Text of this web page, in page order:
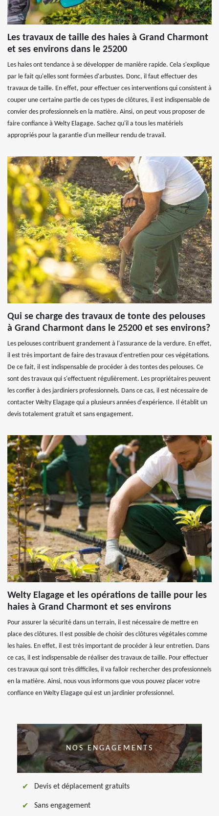
Les travaux de taille des haies à Grand Charmont
et ses environs dans le 25200
Les haies ont tendance à se développer de manière rapide. Cela s'explique
par le fait qu'elles sont formées d'arbustes. Donc, il faut effectuer des
travaux de taille. En effet, pour effectuer ces interventions qui consistent à
couper une certaine partie de ces types de clôtures, il est indispensable de
convier des professionnels en la matière. Ainsi, on peut vous proposer de
faire confiance à Welty Elagage. Sachez qu'il a tous les matériels
appropriés pour la garantie d'un meilleur rendu de travail.
Qui se charge des travaux de tonte des pelouses
à Grand Charmont dans le 25200 et ses environs?
Les pelouses contribuent grandement à l'assurance de la verdure. En effet,
il est très important de faire des travaux d'entretien pour ces végétations.
De ce fait, il est indispensable de procéder à des tontes des pelouses. Ce
sont des travaux qui s'effectuent régulièrement. Les propriétaires peuvent
les confier à des jardiniers professionnels. Dans ce cas, il est nécessaire de
contacter Welty Elagage qui a plusieurs années d'expérience. Il établit un
devis totalement gratuit et sans engagement.
Welty Elagage et les opérations de taille pour les
haies à Grand Charmont et ses environs
Pour assurer la sécurité dans un terrain, il est nécessaire de mettre en
place des clôtures. Il est possible de choisir des clôtures végétales comme
les haies. En effet, il est très important de procéder à leur entretien. Dans
ce cas, il est indispensable de réaliser des travaux de taille. Pour effectuer
ces travaux qui sont très difficiles, il va falloir rechercher des professionnels
en la matière. Ainsi, nous vous informons que vous pouvez placer votre
confiance en Welty Elagage qui est un jardinier professionnel.
NOS ENGAGEMENTS
Devis et déplacement gratuits
Sans engagement